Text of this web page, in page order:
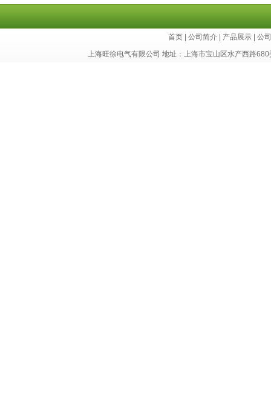
首页 |公司简介 产品展示 |公
上海旺徐电气有限公司 地址：上海市宝山区水产西路